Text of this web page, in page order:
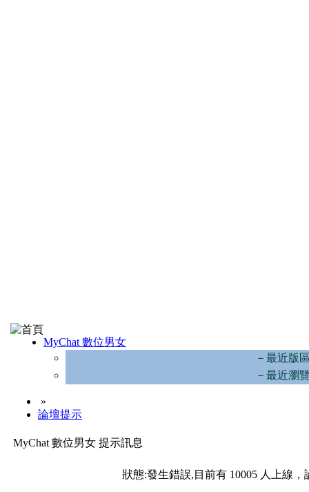
MyChat 數位男女
－最近版
－最近瀏
»
論壇提示
MyChat 數位男女 提示訊息
狀態:發生錯誤,目前有 10005 人上線